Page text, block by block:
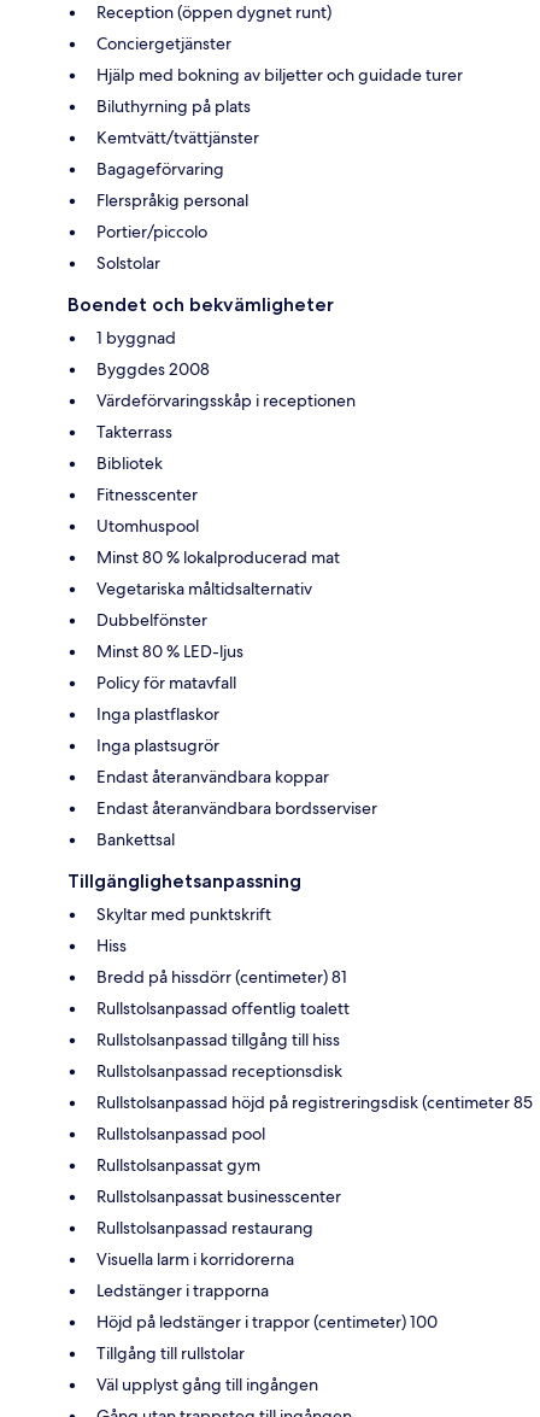
Reception (öppen dygnet runt)
Conciergetjänster
Hjälp med bokning av biljetter och guidade turer
Biluthyrning på plats
Kemtvätt/tvättjänster
Bagageförvaring
Flerspråkig personal
Portier/piccolo
Solstolar
Boendet och bekvämligheter
1 byggnad
Byggdes 2008
Värdeförvaringsskåp i receptionen
Takterrass
Bibliotek
Fitnesscenter
Utomhuspool
Minst 80 % lokalproducerad mat
Vegetariska måltidsalternativ
Dubbelfönster
Minst 80 % LED-ljus
Policy för matavfall
Inga plastflaskor
Inga plastsugrör
Endast återanvändbara koppar
Endast återanvändbara bordsserviser
Bankettsal
Tillgänglighetsanpassning
Skyltar med punktskrift
Hiss
Bredd på hissdörr (centimeter) 81
Rullstolsanpassad offentlig toalett
Rullstolsanpassad tillgång till hiss
Rullstolsanpassad receptionsdisk
Rullstolsanpassad höjd på registreringsdisk (centimeter 85
Rullstolsanpassad pool
Rullstolsanpassat gym
Rullstolsanpassat businesscenter
Rullstolsanpassad restaurang
Visuella larm i korridorerna
Ledstänger i trapporna
Höjd på ledstänger i trappor (centimeter) 100
Tillgång till rullstolar
Väl upplyst gång till ingången